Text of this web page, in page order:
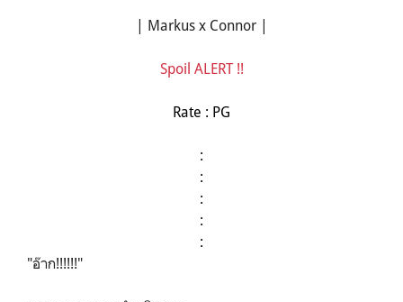
| Markus x Connor |
Spoil ALERT !!
Rate : PG
:
:
:
:
:
"อ๊าก!!!!!!"